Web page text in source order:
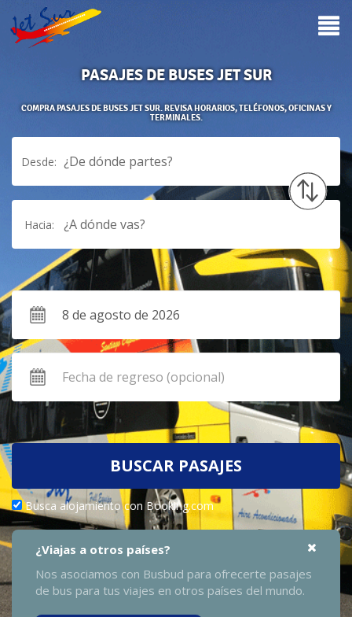
PASAJES DE BUSES JET SUR
COMPRA PASAJES DE BUSES JET SUR. REVISA HORARIOS, TELÉFONOS, OFICINAS Y
TERMINALES.
Desde: ¿De dónde partes?
Hacia: ¿A dónde vas?
BUSCAR PASAJES
Busca alojamiento con Booking.com
¿Viajas a otros países?
Nos asociamos con Busbud para ofrecerte pasajes
de bus para tus viajes en otros países del mundo.